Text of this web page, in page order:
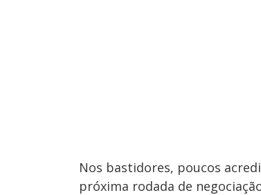
Nos bastidores, poucos
próxima rodada de